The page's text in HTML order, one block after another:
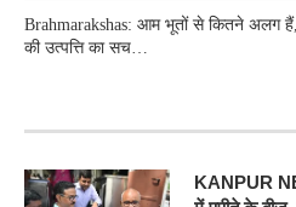
Brahmarakshas: आम भूतों से कितने अलग हैं,
की उत्पत्ति का सच…
KANPUR